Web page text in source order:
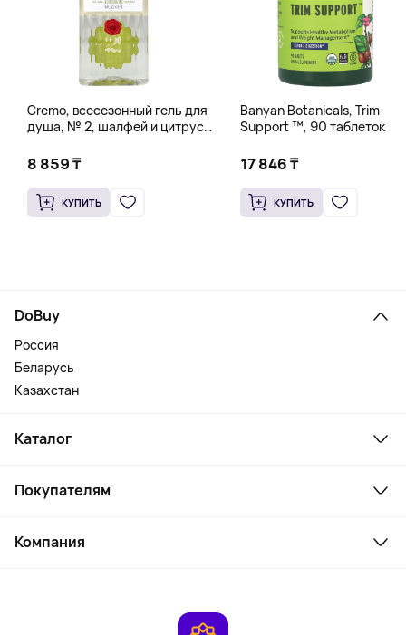
Cremo, всесезонный гель для
душа, № 2, шалфей и цитрус,
8 859 ₸
КУПИТЬ
Banyan Botanicals, Trim
Support ™, 90 таблеток
17 846 ₸
КУПИТЬ
DoBuy
Россия
Беларусь
Казахстан
Каталог
Ноутбуки, мониторы, VR
Парфюмерия и косметика
Покупателям
Как заказать
Компания